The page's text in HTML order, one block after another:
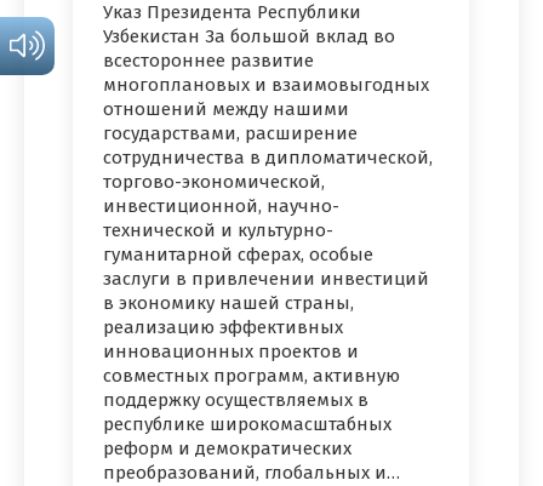
Указ Президента Республики
Узбекистан За большой вклад во
всестороннее развитие
многоплановых и взаимовыгодных
отношений между нашими
государствами, расширение
сотрудничества в дипломатической,
торгово-экономической,
инвестиционной, научно-
технической и культурно-
гуманитарной сферах, особые
заслуги в привлечении инвестиций
в экономику нашей страны,
реализацию эффективных
инновационных проектов и
совместных программ, активную
поддержку осуществляемых в
республике широкомасштабных
реформ и демократических
преобразований, глобальных и…